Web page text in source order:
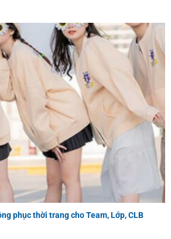
phục thời trang cho Team, Lớp, CLB